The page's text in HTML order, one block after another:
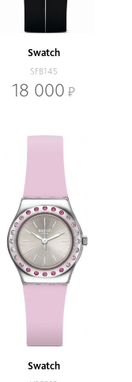
Swatch
SFB145
18 000
Swatch